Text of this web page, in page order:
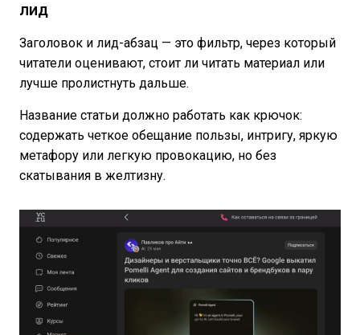
лид
Заголовок и лид-абзац — это фильтр, через который
читатели оценивают, стоит ли читать материал или
лучше пролистнуть дальше.
Название статьи должно работать как крючок:
содержать четкое обещание пользы, интригу, яркую
метафору или легкую провокацию, но без
скатывания в желтизну.